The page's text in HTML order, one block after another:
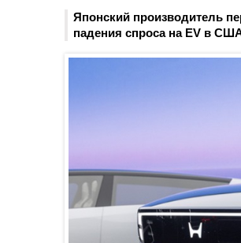
Японский производитель
падения спроса на EV в